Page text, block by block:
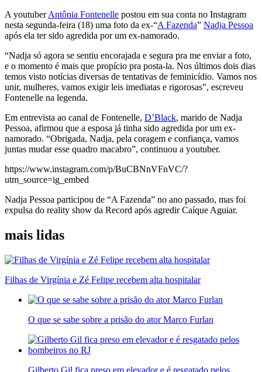
A youtuberAntônia Fontenelle postou em sua conta no Instagram
nesta segunda-feira (18) uma foto da ex-“A Fazenda” Nadja Pessoa
após ela ter sido agredida por um ex-namorado.
“Nadja só agora se sentiu encorajada e segura pra me enviar a foto,
e o momento é mais que propício pra posta-la. Nos últimos dois dias
temos visto notícias diversas de tentativas de feminicídio. Vamos nos
unir, mulheres, vamos exigir leis imediatas e rigorosas”, escreveu
Fontenelle na legenda.
Em entrevista ao canal de Fontenelle, D’Black, marido de Nadja
Pessoa, afirmou que a esposa já tinha sido agredida por um ex-
namorado. “Obrigada, Nadja, pela coragem e confiança, vamos
juntas mudar esse quadro macabro”, continuou a youtuber.
https://www.instagram.com/p/BuCBNnVFnVC/?
utm_source=ig_embed
Nadja Pessoa participou de “A Fazenda” no ano passado, mas foi
expulsa do reality show da Record após agredir Caíque Aguiar.
mais lidas
Filhas de Virgínia e Zé Felipe recebem alta hospitalar
O que se sabe sobre a prisão do ator Marco Furlan
Gilberto Gil fica preso em elevador e é resgatado pelos